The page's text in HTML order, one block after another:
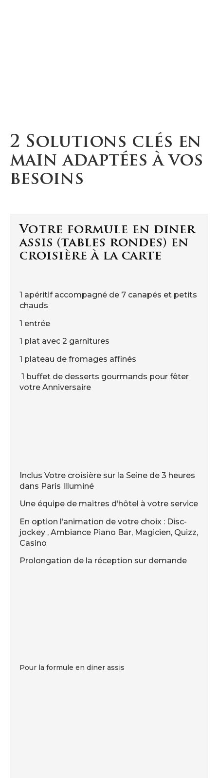
2 Solutions clés en
main adaptées à vos
besoins
Votre formule en diner
assis (tables rondes) en
croisière à la carte
1 apéritif accompagné de 7 canapés et petits
chauds
1 entrée
1 plat avec 2 garnitures
1 plateau de fromages affinés
1 buffet de desserts gourmands pour fêter
votre Anniversaire
Inclus Votre croisière sur la Seine de 3 heures
dans Paris Illuminé
Une équipe de maitres d’hôtel à votre service
En option l’animation de votre choix : Disc-
jockey , Ambiance Piano Bar, Magicien, Quizz,
Casino
Prolongation de la réception sur demande
Pour la formule en diner assis